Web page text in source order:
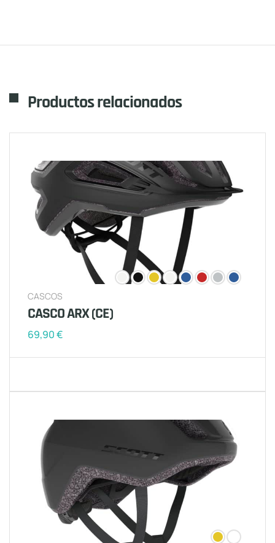
Productos relacionados
CASCOS
CASCO ARX (CE)
69,90€